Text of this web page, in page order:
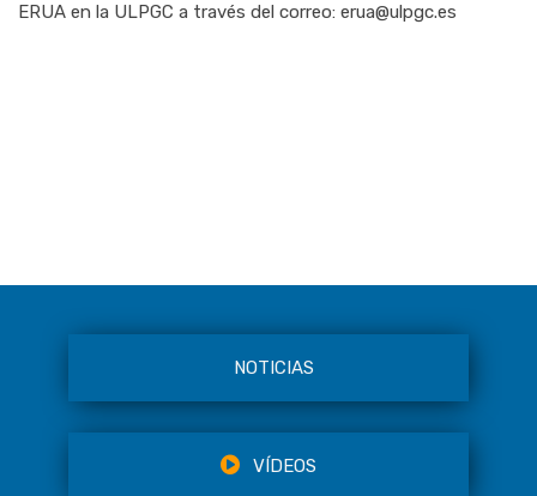
ERUA en la ULPGC a través del correo: erua@ulpgc.es
NOTICIAS
VÍDEOS